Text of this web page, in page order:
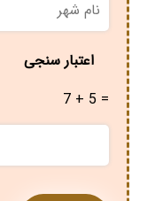
شهر
اعتبار سنجی
7 + 5 =